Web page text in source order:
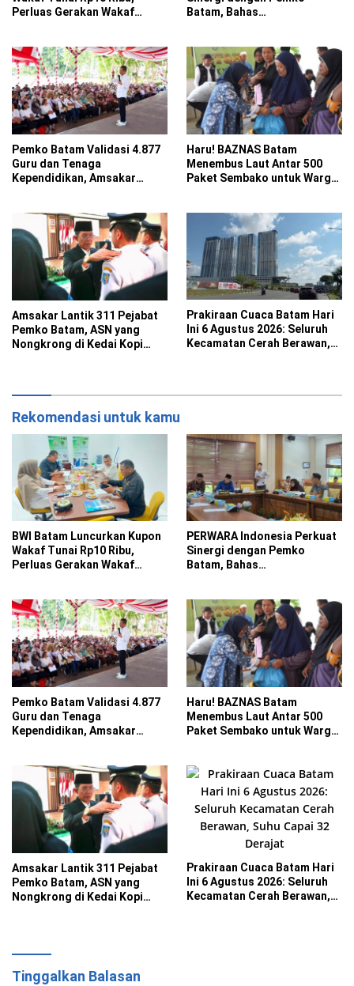
Perluas Gerakan Wakaf
Batam, Bahas
Pemko Batam Validasi 4.877
Guru dan Tenaga
Kependidikan, Amsakar
Haru! BAZNAS Batam
Menembus Laut Antar 500
Paket Sembako untuk Warga
Amsakar Lantik 311 Pejabat
Pemko Batam, ASN yang
Nongkrong di Kedai Kopi
Prakiraan Cuaca Batam Hari
Ini 6 Agustus 2026: Seluruh
Kecamatan Cerah Berawan,
Rekomendasi untuk kamu
BWI Batam Luncurkan Kupon
Wakaf Tunai Rp10 Ribu,
Perluas Gerakan Wakaf
PERWARA Indonesia Perkuat
Sinergi dengan Pemko
Batam, Bahas
Pemko Batam Validasi 4.877
Guru dan Tenaga
Kependidikan, Amsakar
Haru! BAZNAS Batam
Menembus Laut Antar 500
Paket Sembako untuk Warga
Amsakar Lantik 311 Pejabat
Pemko Batam, ASN yang
Nongkrong di Kedai Kopi
Prakiraan Cuaca Batam Hari
Ini 6 Agustus 2026: Seluruh
Kecamatan Cerah Berawan,
Tinggalkan Balasan